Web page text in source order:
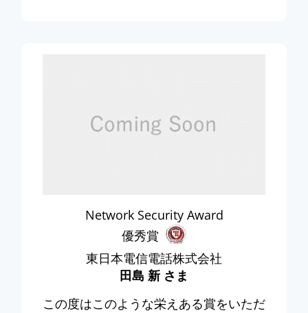
Network Security Award
優秀賞
東日本電信電話株式会社
田島 新 さま
この度はこのような栄えある賞をいただ